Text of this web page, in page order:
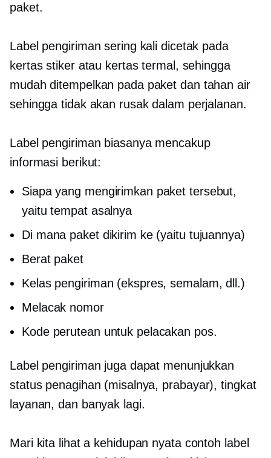
paket.
Label pengiriman sering kali dicetak pada
kertas stiker atau kertas termal, sehingga
mudah ditempelkan pada paket dan tahan air
sehingga tidak akan rusak dalam perjalanan.
Label pengiriman biasanya mencakup
informasi berikut:
Siapa yang mengirimkan paket tersebut,
yaitu tempat asalnya
Di mana paket dikirim ke (yaitu tujuannya)
Berat paket
Kelas pengiriman (ekspres, semalam, dll.)
Melacak nomor
Kode perutean untuk pelacakan pos.
Label pengiriman juga dapat menunjukkan
status penagihan (misalnya, prabayar), tingkat
layanan, dan banyak lagi.
Mari kita lihat a kehidupan nyatacontoh label